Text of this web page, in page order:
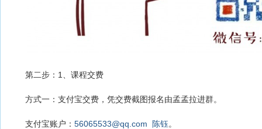
第二步：1、课程交费
方式一：支付宝交费，凭交费截图报名由孟孟拉进群。
支付宝账户： 56065533@qq.com 陈钰。